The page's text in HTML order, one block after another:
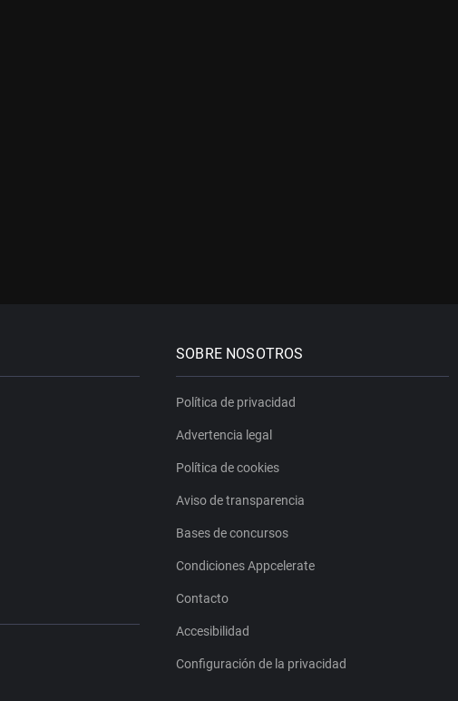
SOBRE NOSOTROS
Política de privacidad
Advertencia legal
Política de cookies
Aviso de transparencia
Bases de concursos
Condiciones Appcelerate
Contacto
Accesibilidad
Configuración de la privacidad